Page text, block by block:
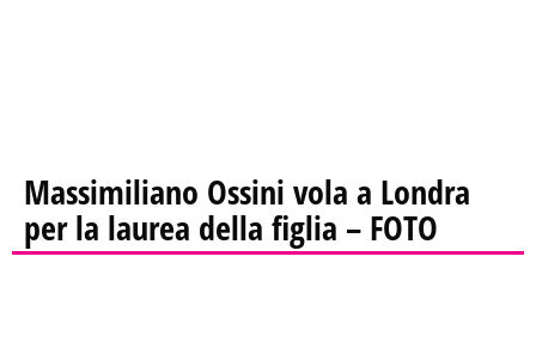
Massimiliano Ossini vola a Londra
per la laurea della figlia – FOTO